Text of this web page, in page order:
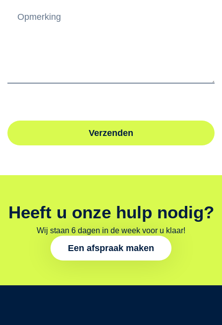
Verzenden
Heeft u onze hulp nodig?
Wij staan 6 dagen in de week voor u klaar!
Een afspraak maken